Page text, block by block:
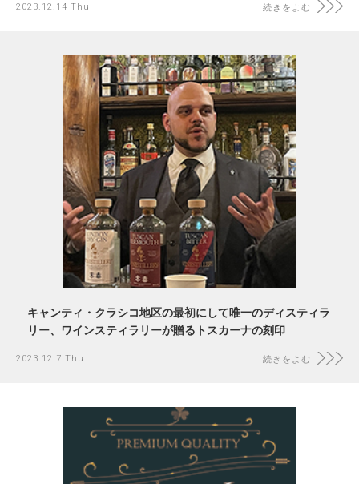
2023.12.14 Thu 続きをよむ
キャンティ・クラシコ地区の最初にして唯⼀のディスティラ
リー、ワインスティラリーが贈るトスカーナの刻印
2023.12.7 Thu 続きをよむ